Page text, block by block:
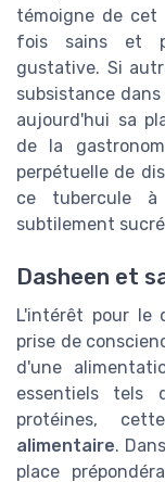
témoigne de cet
fois sains et
gustative. Si
subsistance
aujourd'hui sa
de la
perpétuelle de
ce tubercule
subtilement
Dasheen et
L'intérêt pour le
prise de
d'une
essentiels tels
protéines,
alimentaire.
place